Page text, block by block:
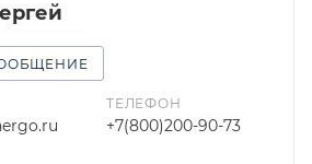
ТЕЛЕФОН
+7(800)200-90-73